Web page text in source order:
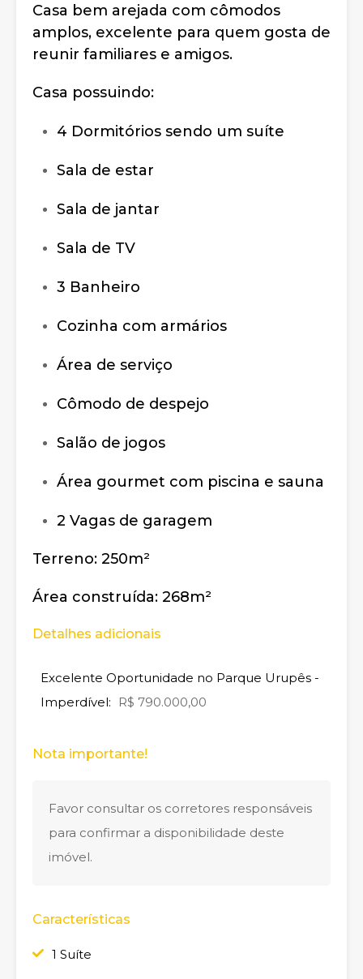
Casa bem arejada com cômodos
amplos, excelente para quem gosta de
reunir familiares e amigos.
Casa possuindo:
4 Dormitórios sendo um suíte
Sala de estar
Sala de jantar
Sala de TV
3 Banheiro
Cozinha com armários
Área de serviço
Cômodo de despejo
Salão de jogos
Área gourmet com piscina e sauna
2 Vagas de garagem
Terreno: 250m²
Área construída: 268m²
Detalhes adicionais
Excelente Oportunidade no Parque Urupês -
Imperdível:
R$ 790.000,00
Nota importante!
Favor consultar os corretores responsáveis
para confirmar a disponibilidade deste
imóvel.
Características
1 Suíte